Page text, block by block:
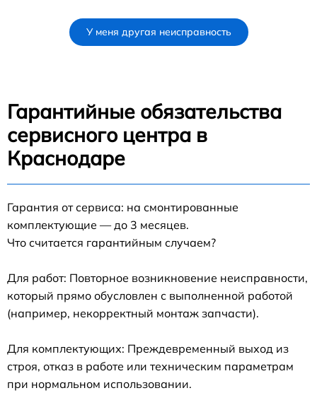
У меня другая неисправность
Гарантийные обязательства
сервисного центра в
Краснодаре
Гарантия от сервиса: на смонтированные
комплектующие — до 3 месяцев.
Что считается гарантийным случаем?
Для работ: Повторное возникновение неисправности,
который прямо обусловлен с выполненной работой
(например, некорректный монтаж запчасти).
Для комплектующих: Преждевременный выход из
строя, отказ в работе или техническим параметрам
при нормальном использовании.